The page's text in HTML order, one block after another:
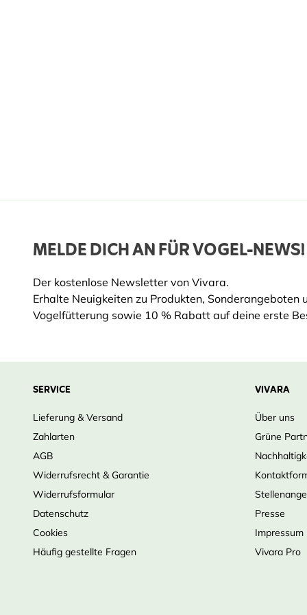
MELDE DICH AN FÜR VOGEL-NEWS!
Der kostenlose Newsletter von Vivara.
Erhalte Neuigkeiten zu Produkten, Sonderangeboten
Vogelfütterung sowie 10 % Rabatt auf deine erste
SERVICE
Lieferung & Versand
Zahlarten
AGB
Widerrufsrecht & Garantie
Widerrufsformular
Datenschutz
Cookies
Häufig gestellte Fragen
VIVARA
Über uns
Grüne
Presse
Impressum
Vivara Pro